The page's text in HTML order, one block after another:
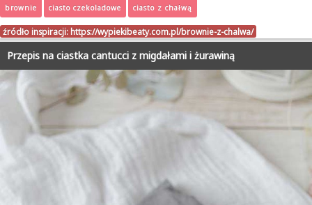
brownie ciasto czekoladowe ciasto z chałwą
źródło inspiracji: https://wypiekibeaty.com.pl/brownie-z-chalwa/
Przepis na ciastka cantucci z migdałami i żurawiną